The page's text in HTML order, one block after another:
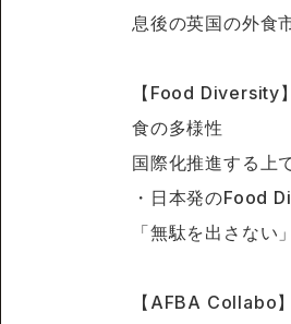
息後の英国の外食
【Food Diversity】
食の多様性
国際化推進する上
・日本発のFood
「無駄を出さない
【AFBA Collabo】